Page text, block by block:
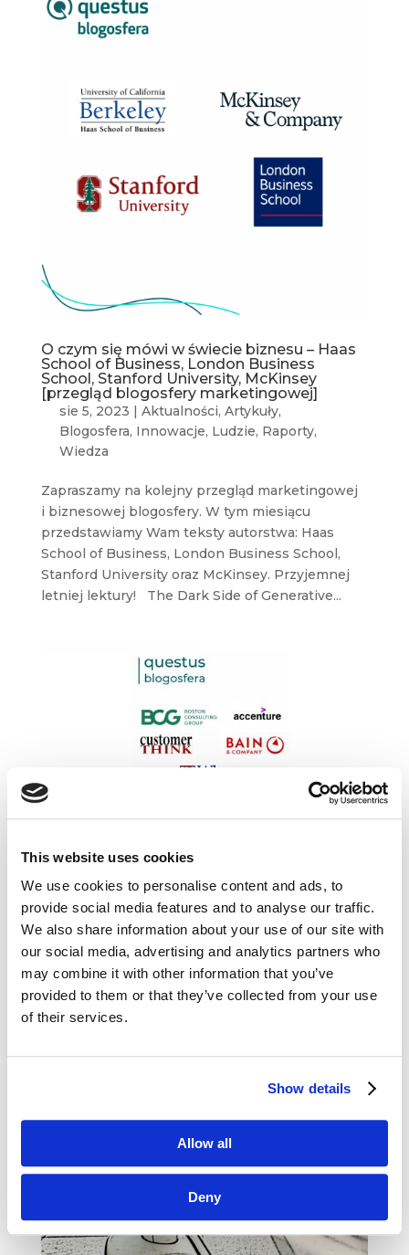
This website uses cookies
We use cookies to personalise content and ads, to
provide social media features and to analyse our traffic.
We also share information about your use of our site with
our social media, advertising and analytics partners who
may combine it with other information that you’ve
provided to them or that they’ve collected from your use
of their services.
Show details
Allow all
Deny
O czym się mówi w świecie biznesu – Haas
School of Business, London Business
School, Stanford University, McKinsey
[przegląd blogosfery marketingowej]
sie 5, 2023 | Aktualności, Artykuły,
Blogosfera, Innowacje, Ludzie, Raporty,
Wiedza
Zapraszamy na kolejny przegląd marketingowej
i biznesowej blogosfery. W tym miesiącu
przedstawiamy Wam teksty autorstwa: Haas
School of Business, London Business School,
Stanford University oraz McKinsey. Przyjemnej
letniej lektury! The Dark Side of Generative...
Accenture, Bain&Company, Wharton School,
Marketingowej]
lip 6, 2023|Blogosfera
Zapraszamy na kolejny przegląd marketingowej
i biznesowej blogosfery. W tym miesiącu
przedstawiamy Wam teksty autorstwa: BCG,
Accenture, Bain & Company, Wharton School
oraz CustomerThink. Przyjemnej wakacyjnej